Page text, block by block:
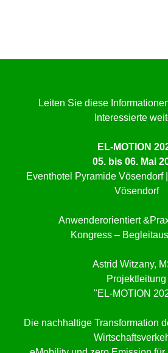
Leiten Sie diese
Interessierte
EL-MOTION
05. bis 06. Mai
Eventhotel Pyramide Vösendorf
Vösendorf
Anwenderorientiert
Kongress –
Astrid Witzany,
Projektleitung
"EL-MOTION
Die nachhaltige Transformation